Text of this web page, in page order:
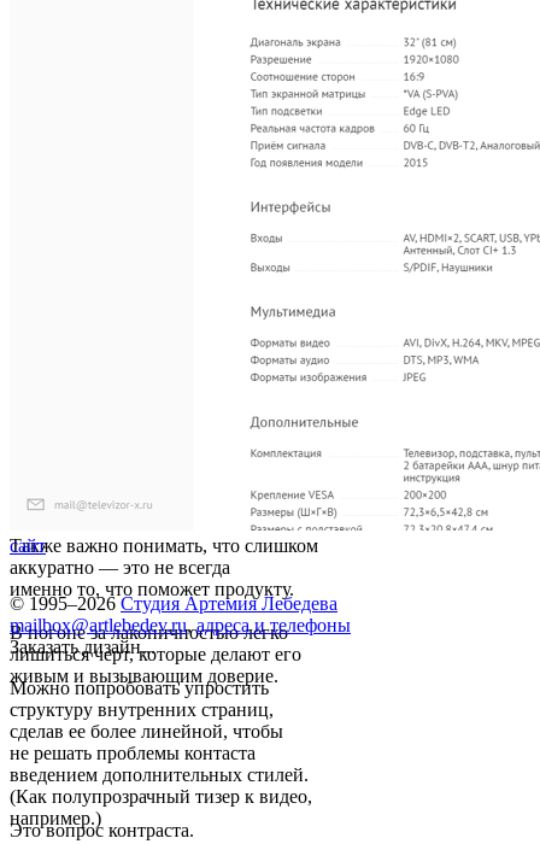
Также важно понимать, что слишком
аккуратно — это не всегда
именно то, что поможет продукту.
В погоне за лаконичностью легко
лишиться черт, которые делают его
живым и вызывающим доверие.
Можно попробовать упростить
структуру внутренних страниц,
сделав ее более линейной, чтобы
не решать проблемы контаста
введением дополнительных стилей.
(Как полупрозрачный тизер к видео,
например.)
Это вопрос контраста.
сайт
© 1995–2026 Студия Артемия Лебедева
mailbox@artlebedev.ru, адреса и телефоны
Заказать дизайн...